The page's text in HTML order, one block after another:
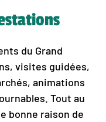
du Grand
visites guidées,
animations
Tout au
bonne raison de